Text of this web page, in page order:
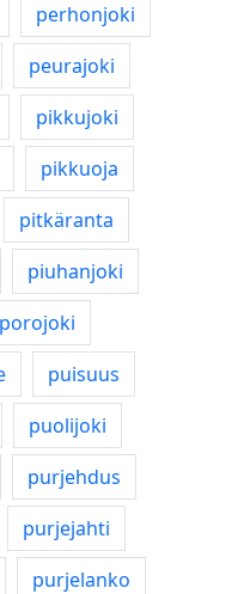
perhonjoki
peurajoki
pikkujoki
pikkuoja
pitkäranta
piuhanjoki
porojoki
puisuus
puolijoki
purjehdus
purjejahti
purjelanko